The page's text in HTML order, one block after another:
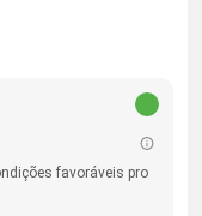
favoráveis pro